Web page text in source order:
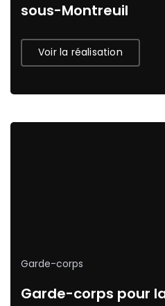
sous-Montreuil
Voir la réalisation
Garde-corps
Garde-corps pour